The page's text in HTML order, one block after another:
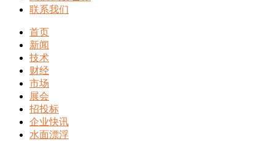
联系我们
首页
新闻
技术
财经
市场
展会
招投标
企业快讯
水面漂浮